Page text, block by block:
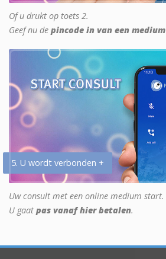
Of u drukt op toets 2.
Geef nu de pincode in van een medium
5. U wordt verbonden +
Uw consult met een online medium start.
U gaat pas vanaf hier betalen.